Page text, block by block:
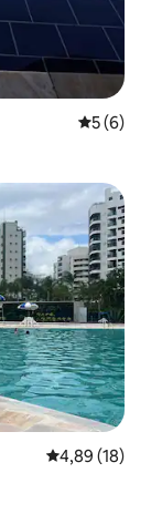
5 de
5 (6)
4,89 de uma
4,89 (18)